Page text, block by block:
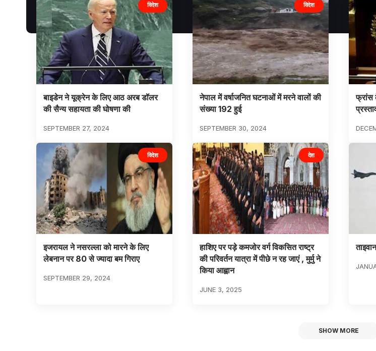
विदेश
बाइडेन ने यूक्रेन के लिए आठ अरब डॉलर
की सैन्य सहायता की घोषणा की
SEPTEMBER 27, 2024
विदेश
नेपाल में वर्षाजनित घटनाओं में मरने वालों की
संख्या 192 हुई
SEPTEMBER 30, 2024
फ्रांस
विदेश
इजरायल ने नसरल्ला को मारने के लिए
लेबनान पर 80 से ज्यादा बम गिराए
SEPTEMBER 29, 2024
देश
हाशिए पर पड़े कमजोर वर्ग विकसित राष्ट्र
की परिवर्तन यात्रा में पीछे न रह जाएं , मुर्मु ने
किया आह्वान
JUNE 3, 2025
SHOW MORE